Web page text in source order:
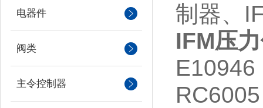
电器件
阀类
主令控制器
制器、
IFM压